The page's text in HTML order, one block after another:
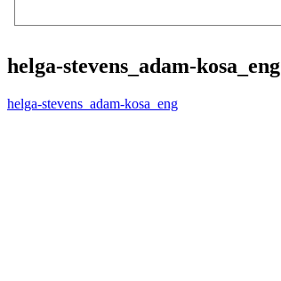
helga-stevens_adam-kosa_eng
helga-stevens_adam-kosa_eng